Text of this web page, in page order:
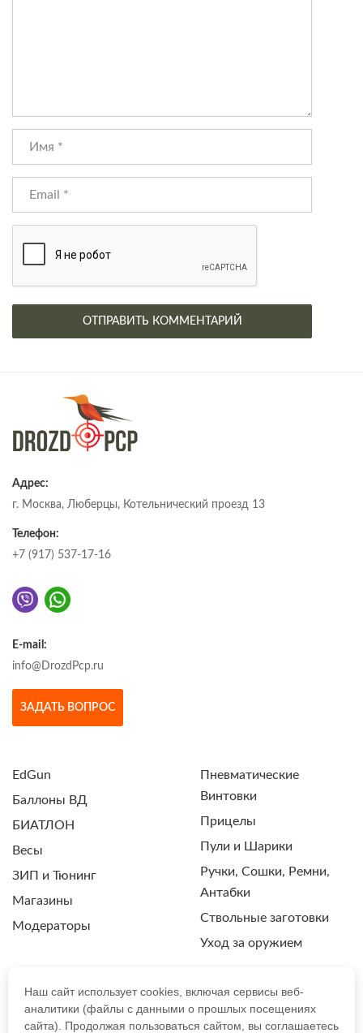
Адрес:
г. Москва, Люберцы, Котельнический проезд 13
Телефон:
+7 (917) 537-17-16
E-mail:
info@DrozdPcp.ru
ЗАДАТЬ ВОПРОС
EdGun
Баллоны ВД
БИАТЛОН
Весы
ЗИП и Тюнинг
Магазины
Модераторы
Пневматические
Винтовки
Прицелы
Пули и Шарики
Ручки, Сошки, Ремни,
Антабки
Ствольные заготовки
Уход за оружием
ПОЛИТИКА КОНФИДЕНЦИАЛЬНОСТИ
Наш сайт использует cookies, включая сервисы веб-
аналитики (файлы с данными о прошлых посещениях
сайта). Продолжая пользоваться сайтом, вы соглашаетесь